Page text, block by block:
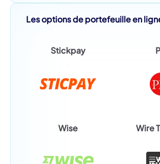
Les options de portefeuille en
Stickpay
Wise Wire